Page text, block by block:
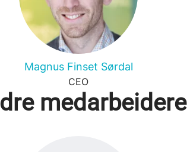
Magnus Finset Sørdal
CEO
medarbeidere